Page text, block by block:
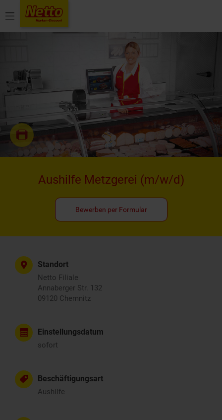
Menü
Aushilfe Metzgerei (m/w/d)
Bewerben per Formular
Standort
Netto Filiale
Annaberger Str. 132
09120 Chemnitz
Einstellungsdatum
sofort
Beschäftigungsart
Aushilfe